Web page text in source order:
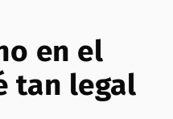
en el
tan legal